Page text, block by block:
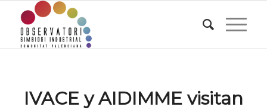
IVACE y AIDIMME visitan